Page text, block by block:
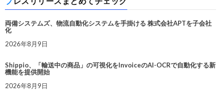
両備システムズ、物流自動化システムを手掛ける 株式会社APTを子会社
化
2026年8月9日
Shippio、「輸送中の商品」の可視化をInvoiceのAI-OCRで自動化する新
機能を提供開始
2026年8月9日